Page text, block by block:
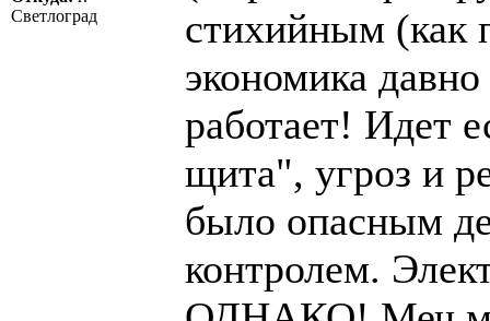
Светлоград
стихийным (как
экономика
работает! Идет
щита", угроз и
было опасным
контролем.